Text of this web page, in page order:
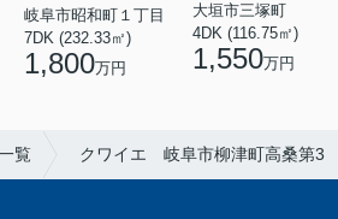
岐阜市昭和町１丁目
7DK (232.33㎡)
1,800万円
大垣市三塚町
4DK (116.75㎡)
1,550万円
覧 クワイエ 岐阜市柳津町高桑第3